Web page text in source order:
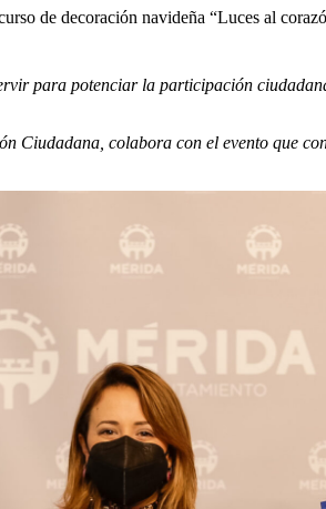
de decoración navideña “Luces al
para potenciar la participación
Ciudadana, colabora con el evento que